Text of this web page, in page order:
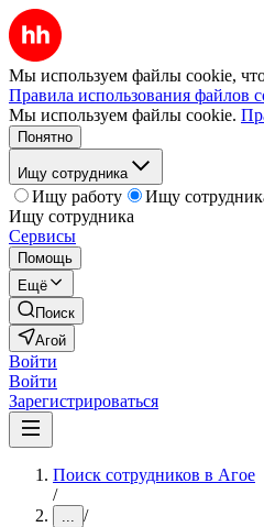
Мы используем файлы cookie,
Правила использования файлов
Мы используем файлы cookie.
Понятно
Ищу сотрудника
Ищу работу
Ищу
Ищу сотрудника
Сервисы
Помощь
Ещё
Поиск
Агой
Войти
Войти
Зарегистрироваться
Поиск сотрудников в Агое
/
... /